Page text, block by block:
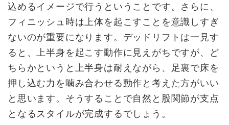
込めるイメージで行うということです。さらに、
フィニッシュ時は上体を起こすことを意識しすぎ
ないのが重要になります。デッドリフトは一見す
ると、上半身を起こす動作に見えがちですが、ど
ちらかというと上半身は耐えながら、足裏で床を
押し込む力を噛み合わせる動作と考えた方がいい
と思います。そうすることで自然と股関節が支点
となるスタイルが完成するでしょう。